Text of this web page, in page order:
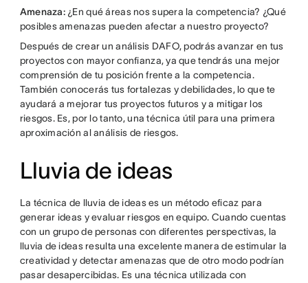
Amenaza:¿En qué áreas nos supera la competencia? ¿Qué
posibles amenazas pueden afectar a nuestro proyecto?
Después de crear un análisis DAFO, podrás avanzar en tus
proyectos con mayor confianza, ya que tendrás una mejor
comprensión de tu posición frente a la competencia.
También conocerás tus fortalezas y debilidades, lo que te
ayudará a mejorar tus proyectos futuros y a mitigar los
riesgos. Es, por lo tanto, una técnica útil para una primera
aproximación al análisis de riesgos.
Lluvia de ideas
La técnica de lluvia de ideas es un método eficaz para
generar ideas y evaluar riesgos en equipo. Cuando cuentas
con un grupo de personas con diferentes perspectivas, la
lluvia de ideas resulta una excelente manera de estimular la
creatividad y detectar amenazas que de otro modo podrían
pasar desapercibidas. Es una técnica utilizada con